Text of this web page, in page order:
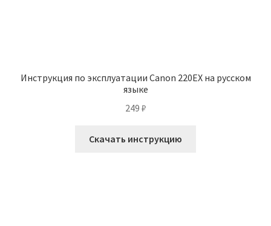
Инструкция по эксплуатации Canon 220EX на русском
языке
249 ₽
Скачать инструкцию